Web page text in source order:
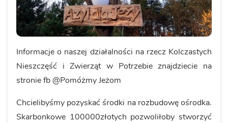
Informacje o naszej działalności na rzecz Kolczastych
Nieszczęść i Zwierząt w Potrzebie znajdziecie na
stronie fb @Pomóżmy Jeżom
Chcielibyśmy pozyskać środki na rozbudowę ośrodka.
Skarbonkowe 100000złotych pozwoliłoby stworzyć